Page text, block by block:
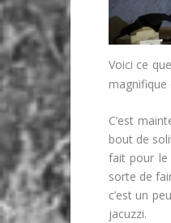
Voici ce
magnifique
C’est
bout de
fait pour le
sorte de
c’est un
jacuzzi.